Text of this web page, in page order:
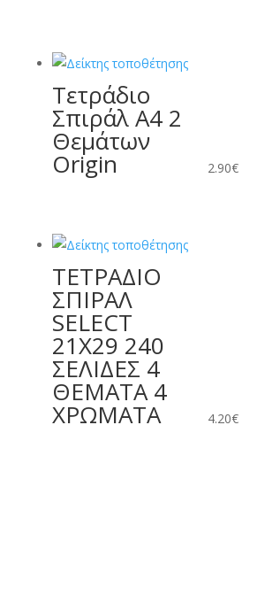
Τετράδιο
Σπιράλ Α4 2
Θεμάτων
Origin 2.90€
ΤΕΤΡΑΔΙΟ
ΣΠΙΡΑΛ
SELECT
21X29 240
ΣΕΛΙΔΕΣ 4
ΘΕΜΑΤΑ 4
ΧΡΩΜΑΤΑ 4.20€